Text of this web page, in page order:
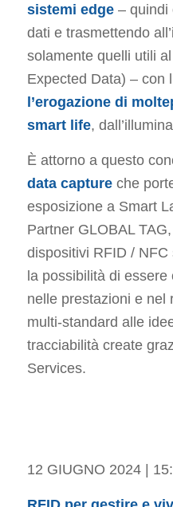
sistemi edge– quindi
dati e trasmettendo
solamente quelli utili
Expected Data) – con
l’erogazione di
smart life,
È attorno a questo
data captureche
esposizione a Smart
Partner GLOBAL
dispositivi RFID /
la possibilità di
nelle prestazioni e nel
multi-standard alle
tracciabilità create
Services.
12 GIUGNO 2024 |